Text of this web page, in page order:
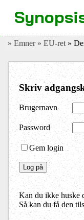
» Emner » EU-ret »
Skriv
Brugernavn
Password
Gem login
Kan du ikke huske
Så kan du få den